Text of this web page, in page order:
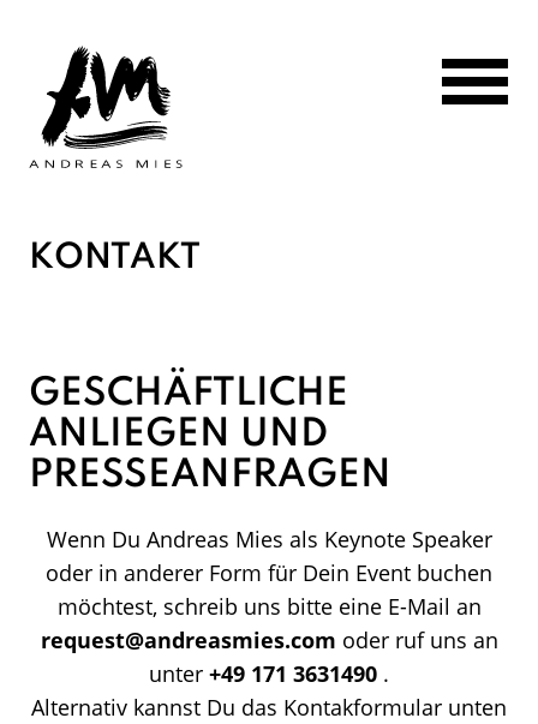
Zum Hauptinhalt der Seite
KONTAKT
GESCHÄFTLICHE
ANLIEGEN UND
PRESSEANFRAGEN
Wenn Du Andreas Mies als Keynote Speaker
oder in anderer Form für Dein Event buchen
möchtest, schreib uns bitte eine E-Mail an
request@andreasmies.com oder ruf uns an
unter +49 171 3631490 .
Alternativ kannst Du das Kontakformular unten